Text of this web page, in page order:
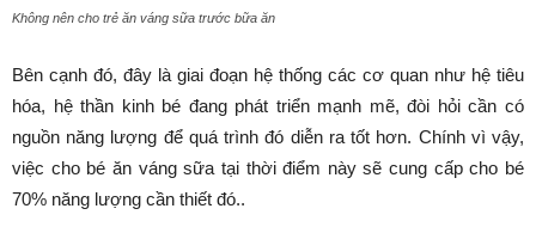
Không nên cho trẻ ăn váng sữa trước bữa ăn
Bên cạnh đó, đây là giai đoạn hệ thống các cơ quan như hệ tiêu
hóa, hệ thần kinh bé đang phát triển mạnh mẽ, đòi hỏi cần có
nguồn năng lượng để quá trình đó diễn ra tốt hơn. Chính vì vậy,
việc cho bé ăn váng sữa tại thời điểm này sẽ cung cấp cho bé
70% năng lượng cần thiết đó..